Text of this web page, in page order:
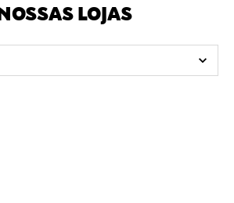
LOJAS